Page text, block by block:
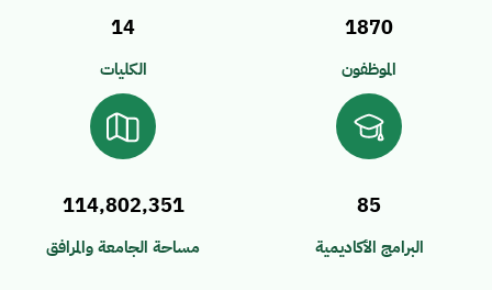
1870
الموظفون
14
الكليات
85
البرامج الأكاديمية
114,802,351
مساحة الجامعة والمرافق